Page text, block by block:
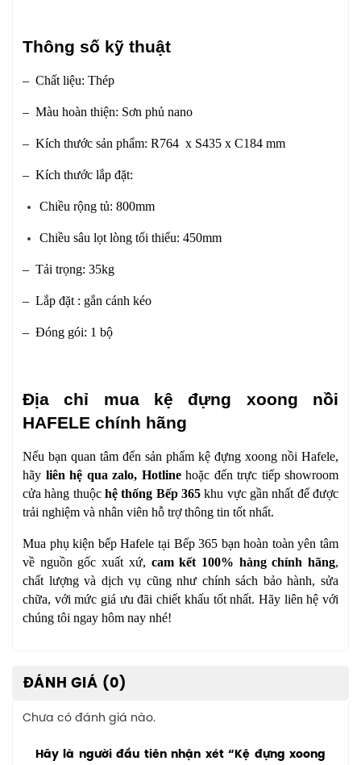
Thông số kỹ thuật
– Chất liệu: Thép
– Màu hoàn thiện: Sơn phủ nano
– Kích thước sản phẩm: R764 x S435 x C184 mm
– Kích thước lắp đặt:
Chiều rộng tủ: 800mm
Chiều sâu lọt lòng tối thiểu: 450mm
– Tải trọng: 35kg
– Lắp đặt : gắn cánh kéo
– Đóng gói: 1 bộ
Địa chỉ mua kệ đựng xoong nồi
HAFELE chính hãng
Nếu bạn quan tâm đến sản phẩm kệ đựng xoong nồi Hafele,
hãy liên hệ qua zalo, Hotlinehoặc đến trực tiếp showroom
cửa hàng thuộc hệ thống Bếp 365 khu vực gần nhất để được
trải nghiệm và nhân viên hỗ trợ thông tin tốt nhất.
Mua phụ kiện bếp Hafele tại Bếp 365 bạn hoàn toàn yên tâm
về nguồn gốc xuất xứ, cam kết 100% hàng chính hãng,
chất lượng và dịch vụ cũng như chính sách bảo hành, sửa
chữa, với mức giá ưu đãi chiết khấu tốt nhất. Hãy liên hệ với
chúng tôi ngay hôm nay nhé!
ĐÁNH GIÁ (0)
Chưa có đánh giá nào.
Hãy là người đầu tiên nhận xét “Kệ đựng xoong